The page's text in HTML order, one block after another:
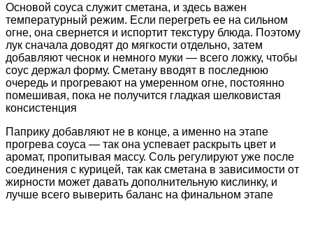
Основой соуса служит сметана, и здесь важен
температурный режим. Если перегреть ее на сильном
огне, она свернется и испортит текстуру блюда. Поэтому
лук сначала доводят до мягкости отдельно, затем
добавляют чеснок и немного муки — всего ложку, чтобы
соус держал форму. Сметану вводят в последнюю
очередь и прогревают на умеренном огне, постоянно
помешивая, пока не получится гладкая шелковистая
консистенция
Паприку добавляют не в конце, а именно на этапе
прогрева соуса — так она успевает раскрыть цвет и
аромат, пропитывая массу. Соль регулируют уже после
соединения с курицей, так как сметана в зависимости от
жирности может давать дополнительную кислинку, и
лучше всего выверить баланс на финальном этапе